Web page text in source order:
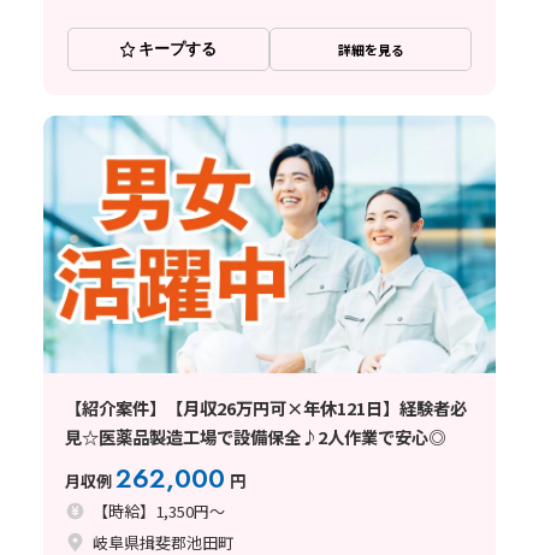
キープする 詳細を見る
【紹介案件】【月収26万円可×年休121日】経験者必
見☆医薬品製造工場で設備保全♪2人作業で安心◎
月収例262,000 円
【時給】1,350円～
岐阜県揖斐郡池田町